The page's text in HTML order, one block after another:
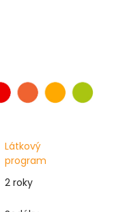
Látkový
program
2 roky